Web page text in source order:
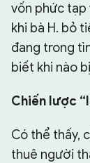
vốn phức tạp
khi bà H. bỏ
đang trong
biết khi nào
Chiến lược
Có thể thấy,
thuê người